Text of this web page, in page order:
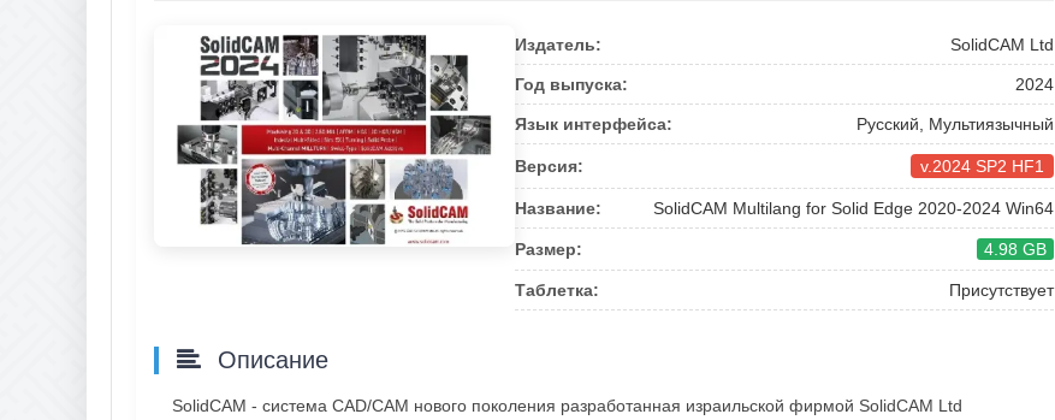
Издатель: SolidCAM Ltd
Год выпуска: 2024
Язык интерфейса: Русский, Мультиязычный
Версия: v.2024 SP2 HF1
Название: SolidCAM Multilang for Solid Edge 2020-2024 Win64
Размер: 4.98 GB
Таблетка: Присутствует
Описание
SolidCAM - система CAD/CAM нового поколения разработанная израильской фирмой SolidCAM Ltd